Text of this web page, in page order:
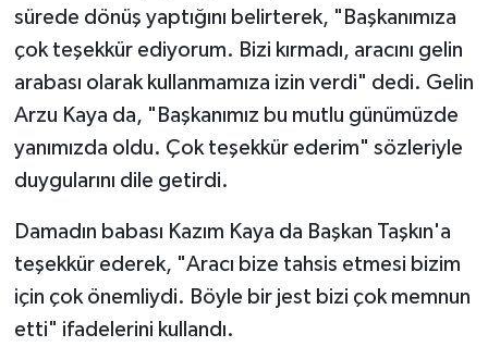
sürede dönüş yaptığını belirterek, "Başkanımıza
çok teşekkür ediyorum. Bizi kırmadı, aracını gelin
arabası olarak kullanmamıza izin verdi" dedi. Gelin
Arzu Kaya da, "Başkanımız bu mutlu günümüzde
yanımızda oldu. Çok teşekkür ederim" sözleriyle
duygularını dile getirdi.
Damadın babası Kazım Kaya da Başkan Taşkın'a
teşekkür ederek, "Aracı bize tahsis etmesi bizim
için çok önemliydi. Böyle bir jest bizi çok memnun
etti" ifadelerini kullandı.